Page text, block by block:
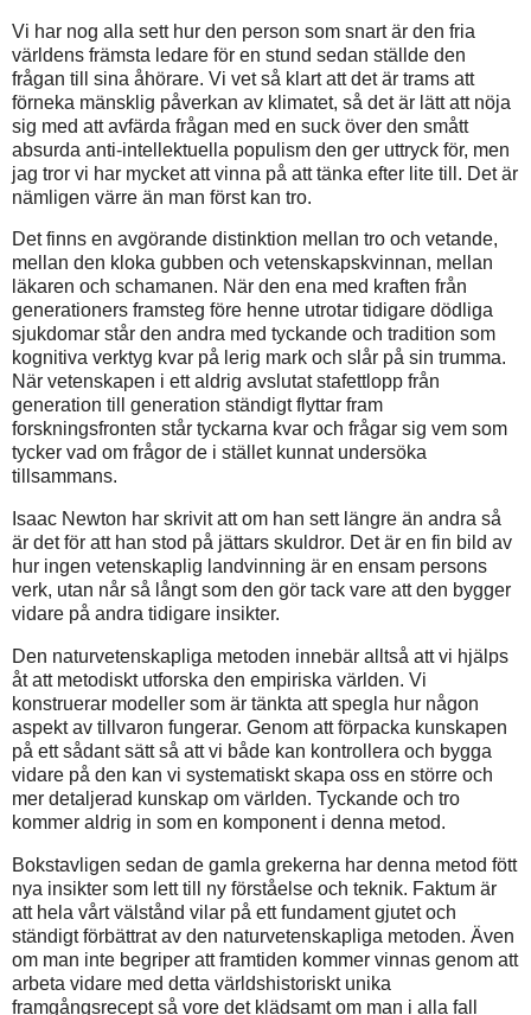
Vi har nog alla sett hur den person som snart är den fria
världens främsta ledare för en stund sedan ställde den
frågan till sina åhörare. Vi vet så klart att det är trams att
förneka mänsklig påverkan av klimatet, så det är lätt att nöja
sig med att avfärda frågan med en suck över den smått
absurda anti-intellektuella populism den ger uttryck för, men
jag tror vi har mycket att vinna på att tänka efter lite till. Det är
nämligen värre än man först kan tro.
Det finns en avgörande distinktion mellan tro och vetande,
mellan den kloka gubben och vetenskapskvinnan, mellan
läkaren och schamanen. När den ena med kraften från
generationers framsteg före henne utrotar tidigare dödliga
sjukdomar står den andra med tyckande och tradition som
kognitiva verktyg kvar på lerig mark och slår på sin trumma.
När vetenskapen i ett aldrig avslutat stafettlopp från
generation till generation ständigt flyttar fram
forskningsfronten står tyckarna kvar och frågar sig vem som
tycker vad om frågor de i stället kunnat undersöka
tillsammans.
Isaac Newton har skrivit att om han sett längre än andra så
är det för att han stod på jättars skuldror. Det är en fin bild av
hur ingen vetenskaplig landvinning är en ensam persons
verk, utan når så långt som den gör tack vare att den bygger
vidare på andra tidigare insikter.
Den naturvetenskapliga metoden innebär alltså att vi hjälps
åt att metodiskt utforska den empiriska världen. Vi
konstruerar modeller som är tänkta att spegla hur någon
aspekt av tillvaron fungerar. Genom att förpacka kunskapen
på ett sådant sätt så att vi både kan kontrollera och bygga
vidare på den kan vi systematiskt skapa oss en större och
mer detaljerad kunskap om världen. Tyckande och tro
kommer aldrig in som en komponent i denna metod.
Bokstavligen sedan de gamla grekerna har denna metod fött
nya insikter som lett till ny förståelse och teknik. Faktum är
att hela vårt välstånd vilar på ett fundament gjutet och
ständigt förbättrat av den naturvetenskapliga metoden. Även
om man inte begriper att framtiden kommer vinnas genom att
arbeta vidare med detta världshistoriskt unika
framgångsrecept så vore det klädsamt om man i alla fall